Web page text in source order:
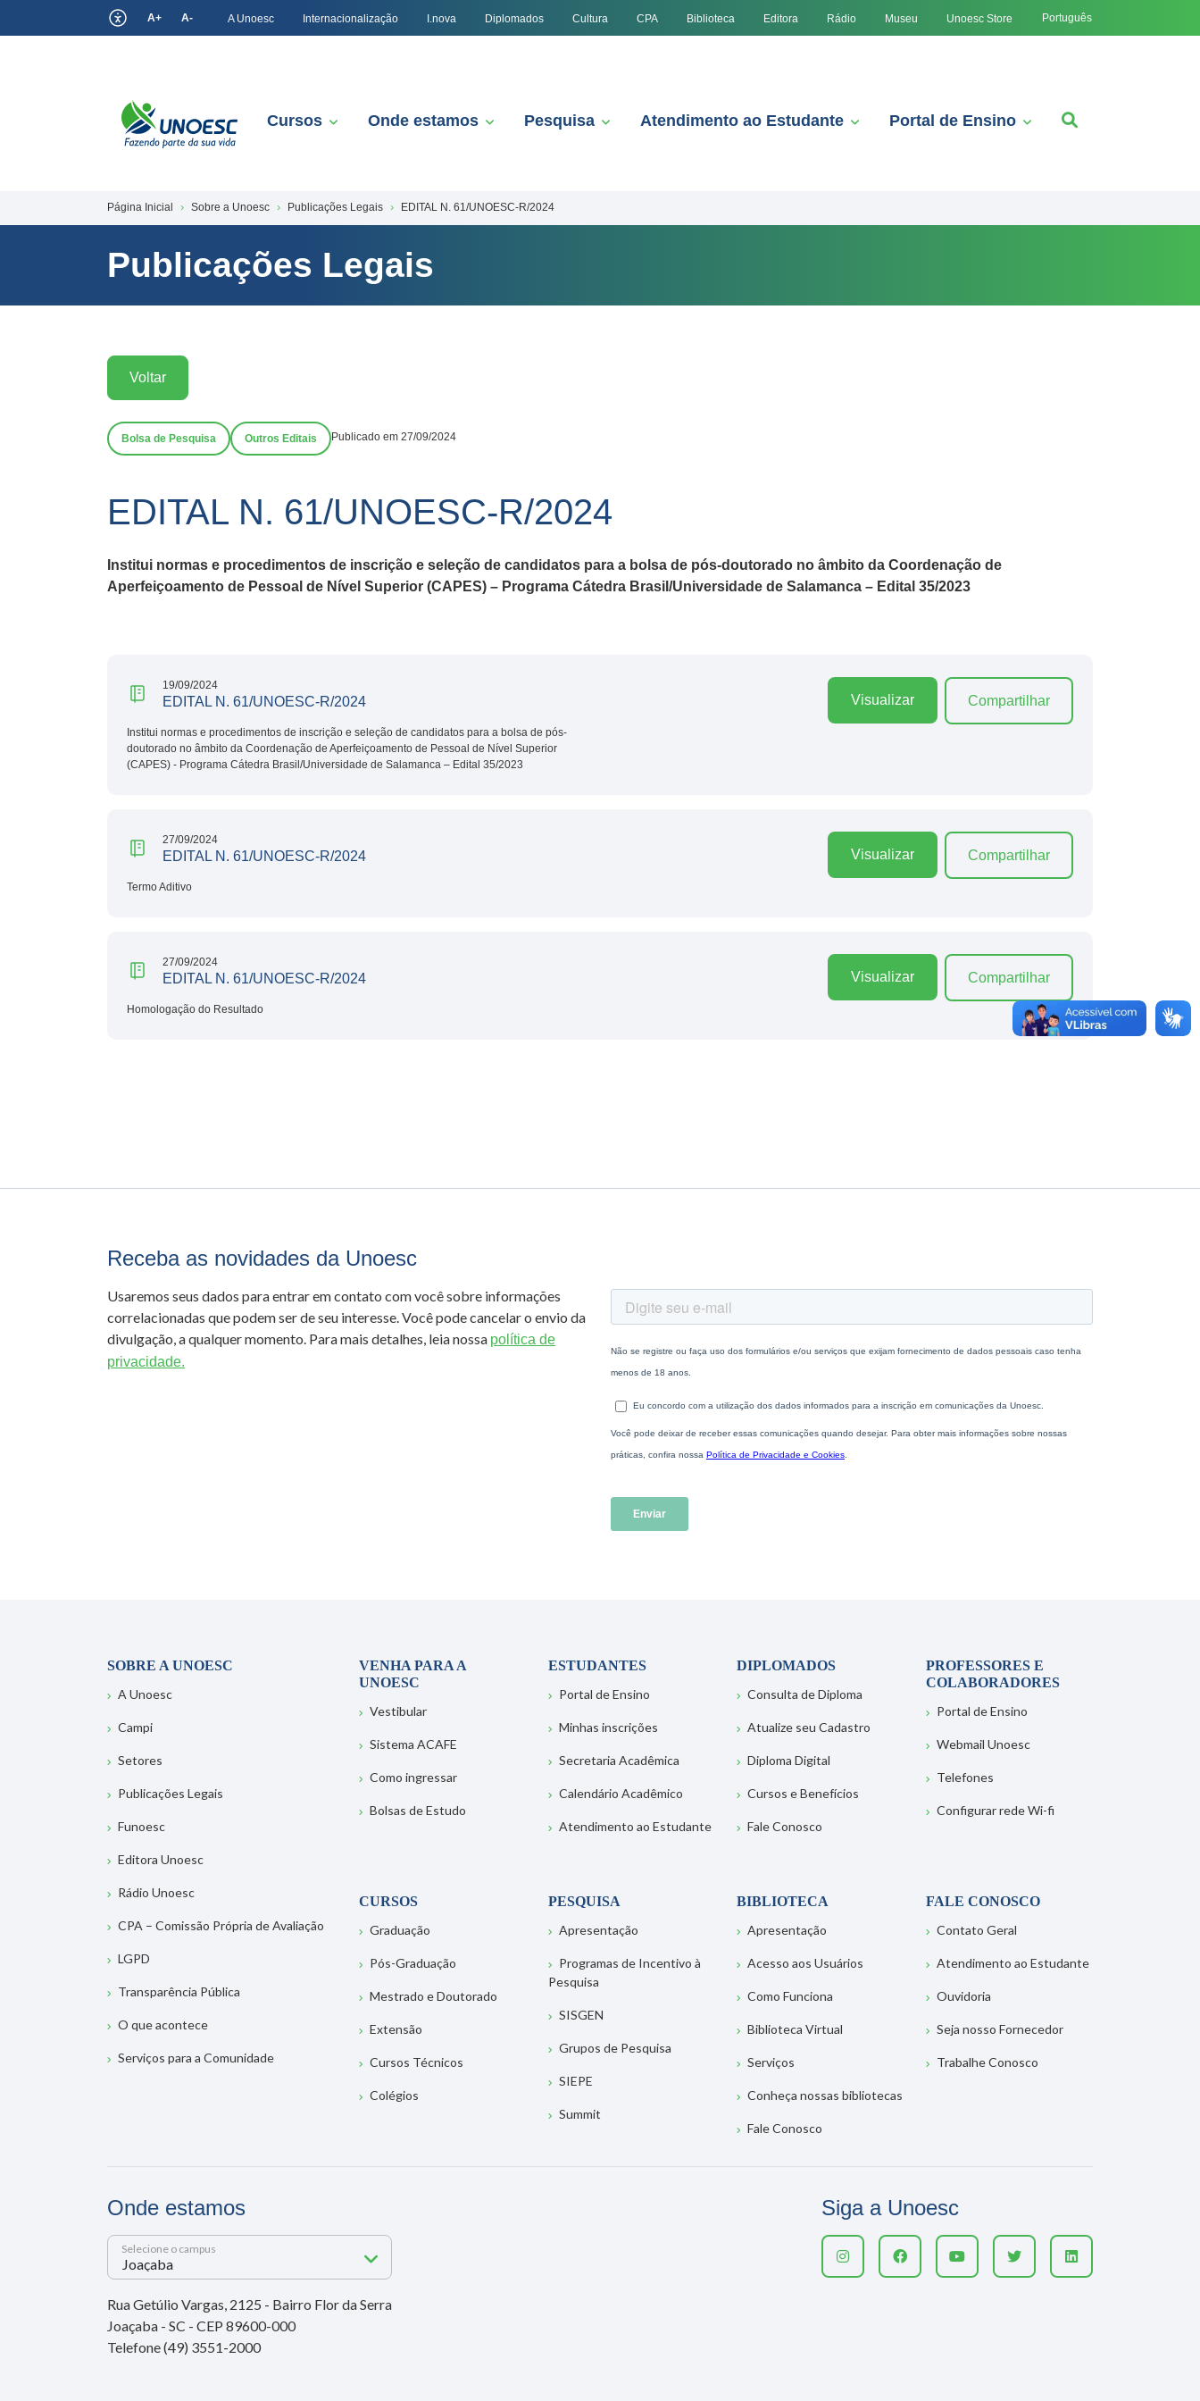
A+ A- A Unoesc Internacionalização I.nova Diplomados Cultura CPA Biblioteca Editora Rádio Museu Unoesc Store Português
Cursos Onde estamos Pesquisa Atendimento ao Estudante Portal de Ensino
Página Inicial Sobre a Unoesc Publicações Legais EDITAL N. 61/UNOESC-R/2024
Publicações Legais
Voltar
Bolsa de Pesquisa Outros Editais Publicado em 27/09/2024
EDITAL N. 61/UNOESC-R/2024
Institui normas e procedimentos de inscrição e seleção de candidatos para a bolsa de pós-doutorado no âmbito da Coordenação de
Aperfeiçoamento de Pessoal de Nível Superior (CAPES) – Programa Cátedra Brasil/Universidade de Salamanca – Edital 35/2023
19/09/2024
EDITAL N. 61/UNOESC-R/2024
Institui normas e procedimentos de inscrição e seleção de candidatos para a bolsa de pós-
doutorado no âmbito da Coordenação de Aperfeiçoamento de Pessoal de Nível Superior
(CAPES) - Programa Cátedra Brasil/Universidade de Salamanca – Edital 35/2023
Visualizar Compartilhar
27/09/2024
EDITAL N. 61/UNOESC-R/2024
Termo Aditivo
Visualizar Compartilhar
27/09/2024
EDITAL N. 61/UNOESC-R/2024
Homologação do Resultado
Visualizar Compartilhar
Receba as novidades da Unoesc
Usaremos seus dados para entrar em contato com você sobre informações
correlacionadas que podem ser de seu interesse. Você pode cancelar o envio da
divulgação, a qualquer momento. Para mais detalhes, leia nossa política de
privacidade.
SOBRE A UNOESC
A Unoesc
Campi
Setores
Publicações Legais
Funoesc
Editora Unoesc
Rádio Unoesc
CPA – Comissão Própria de Avaliação
LGPD
Transparência Pública
O que acontece
Serviços para a Comunidade
VENHA PARA A
UNOESC
Vestibular
Sistema ACAFE
Como ingressar
Bolsas de Estudo
ESTUDANTES
Portal de Ensino
Minhas inscrições
Secretaria Acadêmica
Calendário Acadêmico
Atendimento ao Estudante
DIPLOMADOS
Consulta de Diploma
Atualize seu Cadastro
Diploma Digital
Cursos e Benefícios
Fale Conosco
PROFESSORES E
COLABORADORES
Portal de Ensino
Webmail Unoesc
Telefones
Configurar rede Wi-fi
CURSOS
Graduação
Pós-Graduação
Mestrado e Doutorado
Extensão
Cursos Técnicos
Colégios
PESQUISA
Apresentação
Programas de Incentivo à
Pesquisa
SISGEN
Grupos de Pesquisa
SIEPE
Summit
BIBLIOTECA
Apresentação
Acesso aos Usuários
Como Funciona
Biblioteca Virtual
Serviços
Conheça nossas bibliotecas
Fale Conosco
FALE CONOSCO
Contato Geral
Atendimento ao Estudante
Ouvidoria
Seja nosso Fornecedor
Trabalhe Conosco
Onde estamos
Selecione o campus
Rua Getúlio Vargas, 2125 - Bairro Flor da Serra
Joaçaba - SC - CEP 89600-000
Telefone (49) 3551-2000
Siga a Unoesc